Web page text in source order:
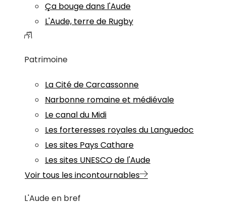
Ça bouge dans l'Aude
L'Aude, terre de Rugby
Patrimoine
La Cité de Carcassonne
Narbonne romaine et médiévale
Le canal du Midi
Les forteresses royales du Languedoc
Les sites Pays Cathare
Les sites UNESCO de l'Aude
Voir tous les incontournables
L'Aude en bref